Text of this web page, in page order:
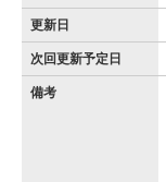
更新日
次回更新予定日
備考